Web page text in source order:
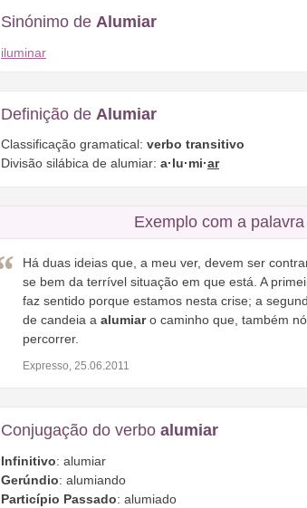
Sinónimo de Alumiar
iluminar
Definição de Alumiar
Classificação gramatical: verbo transitivo
Divisão silábica de alumiar: a·lu·mi·ar
Exemplo com a palavra
Há duas ideias que, a meu ver, devem ser
se bem da terrível situação em que está. A
faz sentido porque estamos nesta crise; a
de candeia a alumiaro caminho que, também
percorrer.
Expresso, 25.06.2011
Conjugação do verbo alumiar
Infinitivo: alumiar
Gerúndio: alumiando
Particípio Passado: alumiado